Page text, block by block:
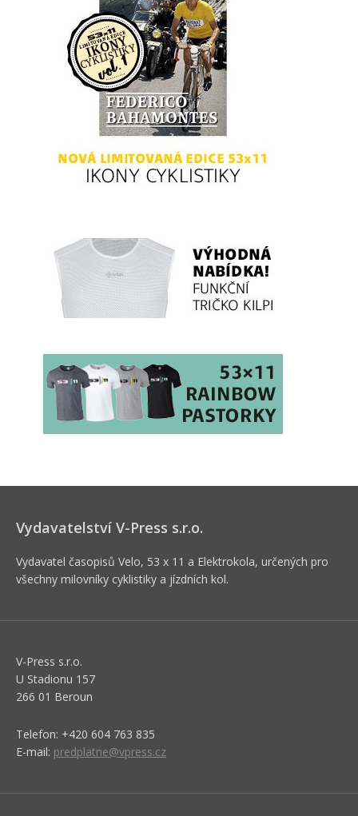
Vydavatelství V-Press s.r.o.
Vydavatel časopisů Velo, 53 x 11 a Elektrokola, určených pro
všechny milovníky cyklistiky a jízdních kol.
V-Press s.r.o.
U Stadionu 157
266 01 Beroun
Telefon: +420 604 763 835
E-mail: predplatne@vpress.cz